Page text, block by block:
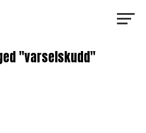
"varselskudd"